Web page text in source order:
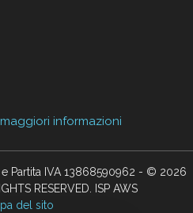
informazioni
Partita IVA 13868590962 - © 2026
RESERVED. ISP AWS
del sito